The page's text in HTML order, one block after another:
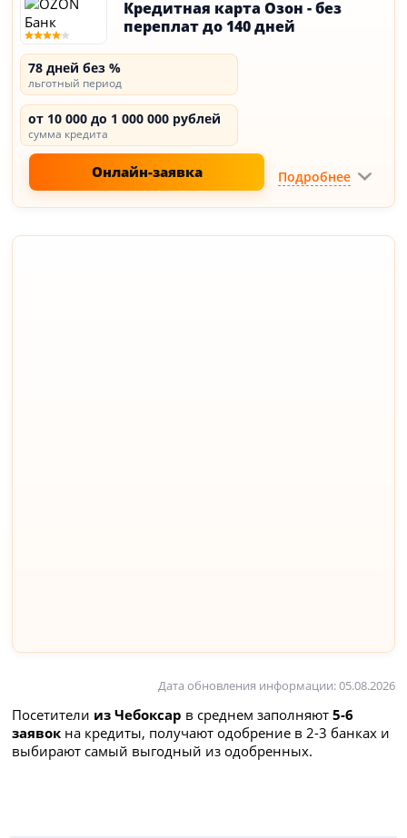
Кредитная карта Озон - без
переплат до 140 дней
78 дней без %
льготный период
от 10 000 до 1 000 000 рублей
сумма кредита
Онлайн-заявка Подробнее
Дата обновления информации: 05.08.2026
Посетители из Чебоксар в среднем заполняют5-6
заявок на кредиты, получают одобрение в 2-3 банках и
выбирают самый выгодный из одобренных.